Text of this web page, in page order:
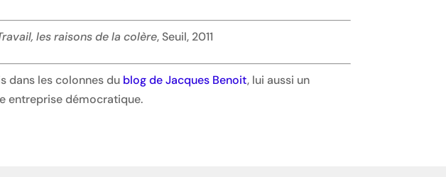
les raisons de la colère, Seuil, 2011
dans les colonnes du blog de Jacques Benoit, lui aussi un
entreprise démocratique.